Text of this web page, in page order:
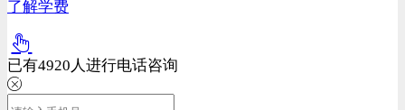
了解学费
已有4920 人进行电话咨询